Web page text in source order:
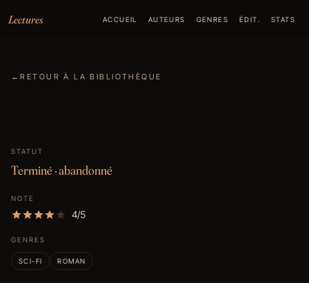
Lectures
ACCUEIL AUTEURS GENRES ÉDIT. STATS
←RETOUR À LA BIBLIOTHÈQUE
STATUT
Terminé · abandonné
NOTE
4/5
GENRES
SCI-FI ROMAN